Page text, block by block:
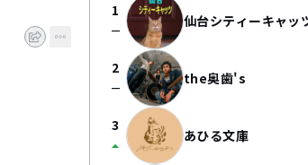
1
check_indeterminate_small 仙台シティーキャッ
2
check_indeterminate_small the奥歯's
3
arrow_drop_up あひる文庫